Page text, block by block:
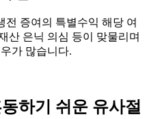
전 증여의 특별수익 해당 여
산 은닉 의심 등이 맞물리며
가 많습니다.
하기 쉬운 유사절